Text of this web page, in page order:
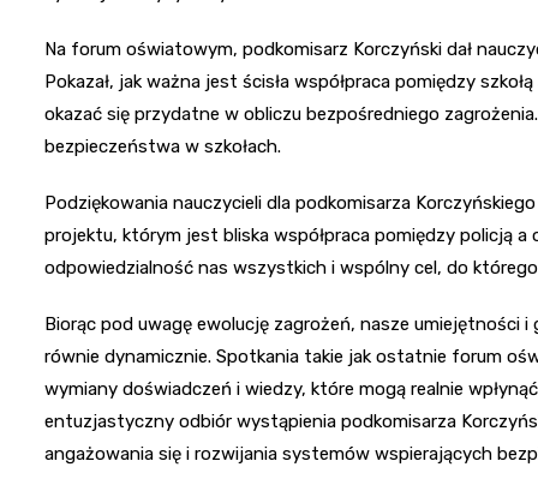
Na forum oświatowym, podkomisarz Korczyński dał
Pokazał, jak ważna jest ścisła współpraca pomiędzy
okazać się przydatne w obliczu bezpośredniego
bezpieczeństwa w szkołach.
Podziękowania nauczycieli dla podkomisarza
projektu, którym jest bliska współpraca pomiędzy policją
odpowiedzialność nas wszystkich i wspólny cel, do
Biorąc pod uwagę ewolucję zagrożeń, nasze umiejętności
równie dynamicznie. Spotkania takie jak ostatnie forum
wymiany doświadczeń i wiedzy, które mogą realnie
entuzjastyczny odbiór wystąpienia podkomisarza
angażowania się i rozwijania systemów wspierających